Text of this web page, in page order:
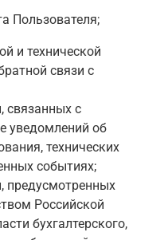
Пользователя;
и технической
связи с
связанных с
уведомлений об
технических
событиях;
предусмотренных
Российской
бухгалтерского,